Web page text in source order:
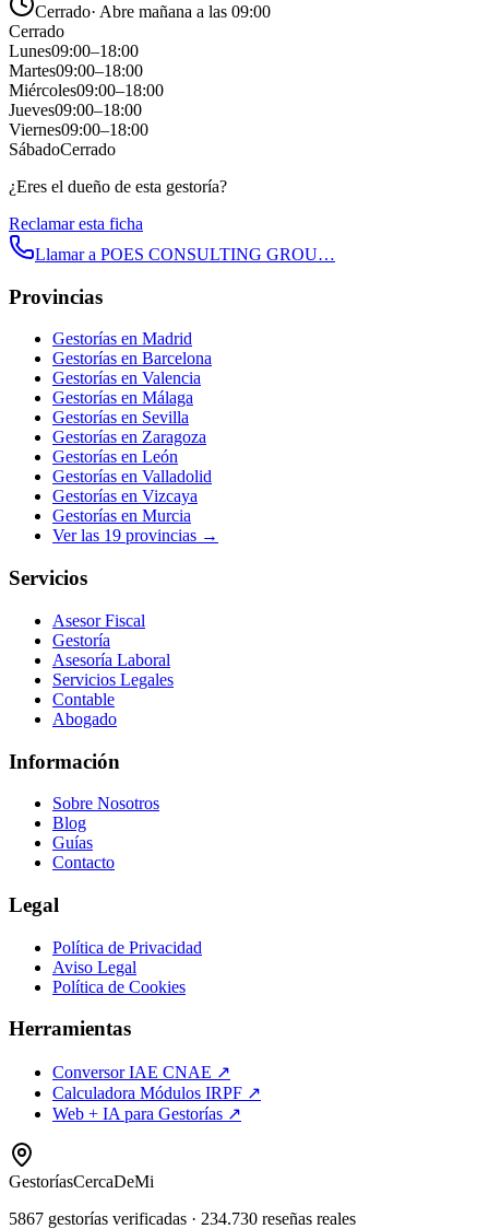
Cerrado· Abre mañana a las 09:00
Cerrado
Lunes09:00–18:00
Martes09:00–18:00
Miércoles09:00–18:00
Jueves09:00–18:00
Viernes09:00–18:00
SábadoCerrado
¿Eres el dueño de esta gestoría?
Reclamar esta ficha
Llamar a POES CONSULTING GROU…
Provincias
Gestorías en Madrid
Gestorías en Barcelona
Gestorías en Valencia
Gestorías en Málaga
Gestorías en Sevilla
Gestorías en Zaragoza
Gestorías en León
Gestorías en Valladolid
Gestorías en Vizcaya
Gestorías en Murcia
Ver las 19 provincias →
Servicios
Asesor Fiscal
Gestoría
Asesoría Laboral
Servicios Legales
Contable
Abogado
Información
Sobre Nosotros
Blog
Guías
Contacto
Legal
Política de Privacidad
Aviso Legal
Política de Cookies
Herramientas
Conversor IAE CNAE ↗
Calculadora Módulos IRPF ↗
Web + IA para Gestorías ↗
GestoríasCercaDeMi
5867 gestorías verificadas · 234.730 reseñas reales